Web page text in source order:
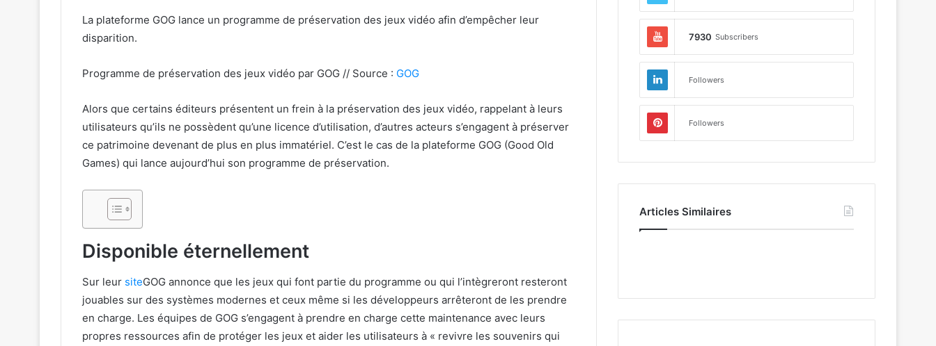
La plateforme GOG lance un programme de préservation des jeux vidéo afin d’empêcher leur
disparition.
Programme de préservation des jeux vidéo par GOG // Source : GOG
Alors que certains éditeurs présentent un frein à la préservation des jeux vidéo, rappelant à leurs
utilisateurs qu’ils ne possèdent qu’une licence d’utilisation, d’autres acteurs s’engagent à préserver
ce patrimoine devenant de plus en plus immatériel. C’est le cas de la plateforme GOG (Good Old
Games) qui lance aujourd’hui son programme de préservation.
Disponible éternellement
Sur leur siteGOG annonce que les jeux qui font partie du programme ou qui l’intègreront resteront
jouables sur des systèmes modernes et ceux même si les développeurs arrêteront de les prendre
en charge. Les équipes de GOG s’engagent à prendre en charge cette maintenance avec leurs
propres ressources afin de protéger les jeux et aider les utilisateurs à « revivre les souvenirs qui
7930 Subscribers
Followers
Followers
Articles Similaires